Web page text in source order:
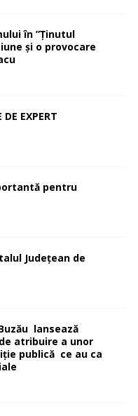
în ”Ținutul
și o provocare
EXPERT
pentru
Județean de
lansează
atribuire a unor
publică ce au ca